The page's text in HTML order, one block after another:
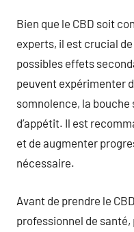
Bien que le CBD soit
experts, il est crucial
possibles effets
peuvent expérimenter
somnolence, la
d’appétit. Il est
et de augmenter
nécessaire.
Avant de prendre le
professionnel de